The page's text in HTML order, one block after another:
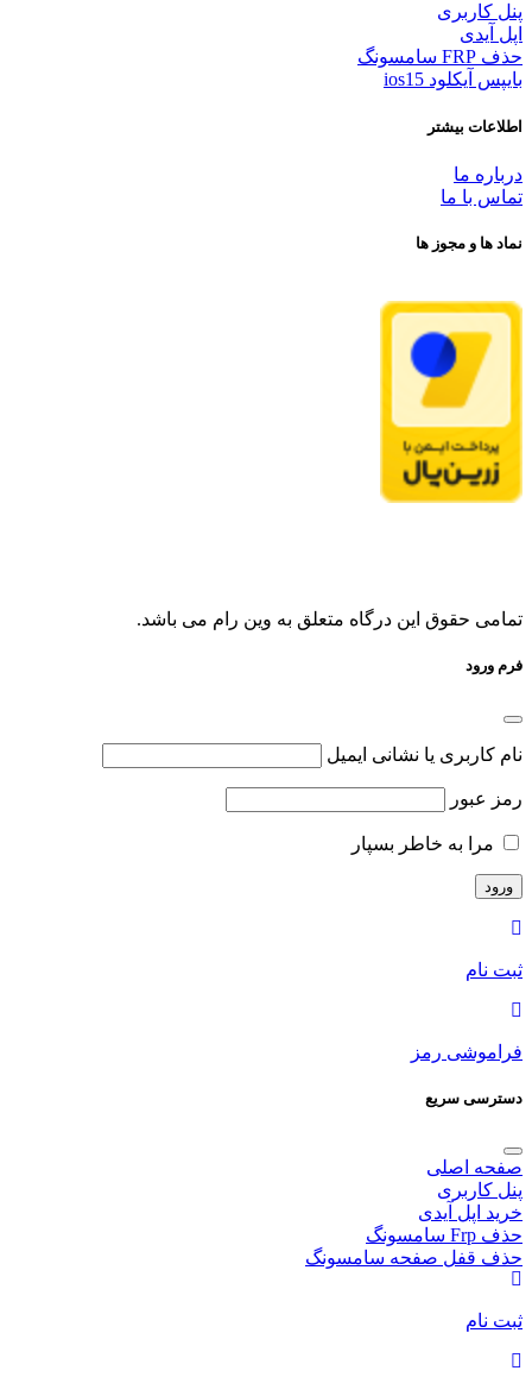
پنل کاربری
اپل آیدی
حذف FRP سامسونگ
بایپس آیکلود ios15
اطلاعات بیشتر
درباره ما
تماس با ما
نماد ها و مجوز ها
تمامی حقوق این درگاه متعلق به وین رام می باشد.
فرم ورود
نام کاربری یا نشانی ایمیل
رمز عبور
مرا به خاطر بسپار
ثبت نام
فراموشی رمز
دسترسی سریع
صفحه اصلی
پنل کاربری
خرید اپل آیدی
حذف Frp سامسونگ
حذف قفل صفحه سامسونگ
ثبت نام